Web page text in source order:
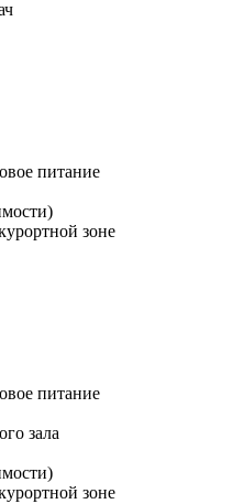
питание
зоне
питание
зала
зоне